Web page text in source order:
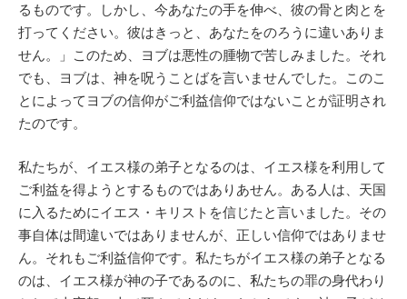
るものです。しかし、今あなたの手を伸べ、彼の骨と肉とを
打ってください。彼はきっと、あなたをのろうに違いありま
せん。」このため、ヨブは悪性の腫物で苦しみました。それ
でも、ヨブは、神を呪うことばを言いませんでした。このこ
とによってヨブの信仰がご利益信仰ではないことが証明され
たのです。
私たちが、イエス様の弟子となるのは、イエス様を利用して
ご利益を得ようとするものではありあせん。ある人は、天国
に入るためにイエス・キリストを信じたと言いました。その
事自体は間違いではありませんが、正しい信仰ではありませ
ん。それもご利益信仰です。私たちがイエス様の弟子となる
のは、イエス様が神の子であるのに、私たちの罪の身代わり